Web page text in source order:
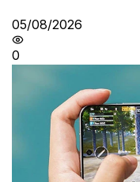
05/08/2026
0